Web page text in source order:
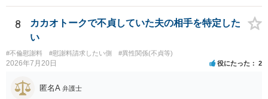
絶について双方同意があったとしても、身体的・精神的負担が考慮さ
れることはありますが、夫が当初から離婚できないと伝えていた事情
があるなら、結婚期待を理由とする損害については争い得る部分もあ
ります。 なお、貴方から不貞相手へ請求する慰謝料額は、夫が不貞相
手に支払う示談金額だけで決まるものではありません。不貞期間、回
数、婚姻期間、夫婦関係への影響、離婚・別居の有無、相手方の認識
談も検討なさった方がよいでしょう。
半額程度の支払を求める、 求償ができることになります。 その求償権
を放棄する場合の慰謝料相場は、６０万円から８０万円程度になるこ
とが多いです。 （相手夫婦が離婚しませんので、減額してでも求償権
る可能性について、慰謝料額に影響が出る可能性はないと考えます。
最後に、ご依頼になる場合の弁護士費用は、ご依頼になる弁護士によ
り異なりますので、直接ご確認いただくといいですよ。 ご質問に対す
る回答は以上ですが、可能であれば、ご依頼になるかは別にして、お
8
カカオトークで不貞していた夫の相手を特定した
い
#不倫慰謝料 #慰謝料請求したい側 #異性関係(不貞等)
2026年7月20日 役にたった 2
匿名A 弁護士